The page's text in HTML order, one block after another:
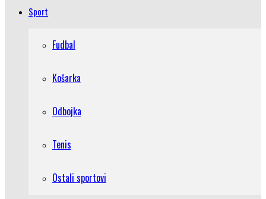
Sport
Fudbal
Košarka
Odbojka
Tenis
Ostali sportovi